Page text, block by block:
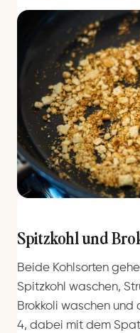
Spitzkohl und
Beide Kohlsorten
Spitzkohl waschen,
Brokkoli waschen und
4, dabei mit dem